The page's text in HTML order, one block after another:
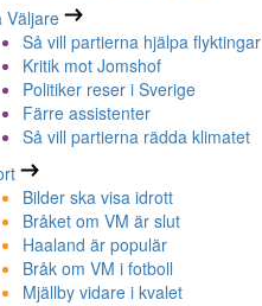
Väljare
Så vill partierna hjälpa flyktingar
Kritik mot Jomshof
Politiker reser i Sverige
Färre assistenter
Så vill partierna rädda klimatet
Bilder ska visa idrott
Bråket om VM är slut
Haaland är populär
Bråk om VM i fotboll
Mjällby vidare i kvalet